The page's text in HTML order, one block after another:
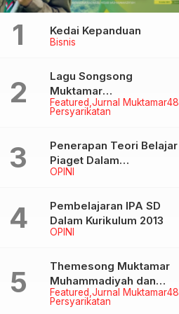
Bisnis
Kedai Kepanduan
Featured Jurnal Muktamar48
Persyarikatan
Lagu Songsong
Muktamar
Muhammadiyah &
Aisyiyah ke-48
OPINI
Penerapan Teori Belajar
Piaget Dalam
Pembelanjaran IPA SD
OPINI
Pembelajaran IPA SD
Dalam Kurikulum 2013
Featured Jurnal Muktamar48
Persyarikatan
Themesong Muktamar
Muhammadiyah dan
Aisyiyah Ke-48